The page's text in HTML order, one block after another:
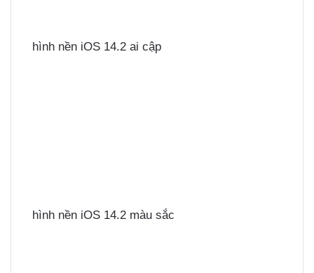
hình nền iOS 14.2 ai cập
hình nền iOS 14.2 màu sắc